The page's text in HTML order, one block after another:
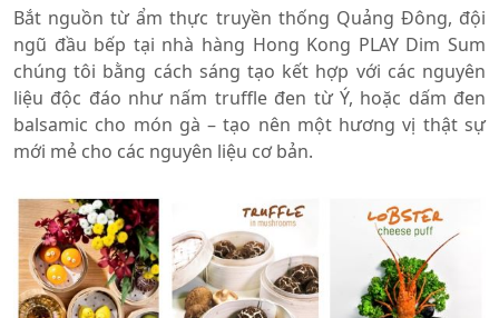
Bắt nguồn từ ẩm thực truyền thống Quảng Đông, đội
ngũ đầu bếp tại nhà hàng Hong Kong PLAY Dim Sum
chúng tôi bằng cách sáng tạo kết hợp với các nguyên
liệu độc đáo như nấm truffle đen từ Ý, hoặc dấm đen
balsamic cho món gà – tạo nên một hương vị thật sự
mới mẻ cho các nguyên liệu cơ bản.